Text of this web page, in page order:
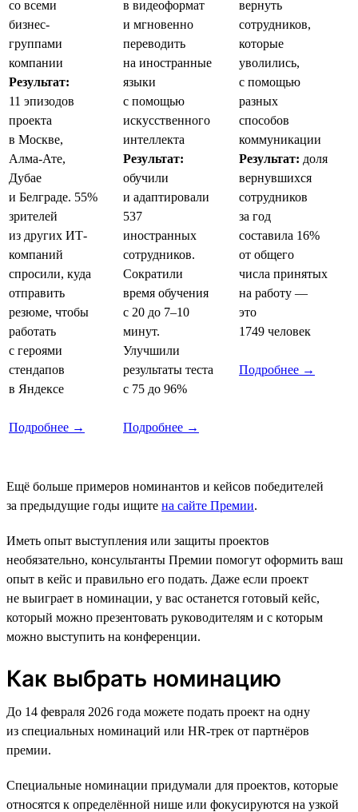
со всеми
бизнес-
группами
компании
Результат:
11 эпизодов
проекта
в Москве,
Алма-Ате,
Дубае
и Белграде. 55%
зрителей
из других ИТ-
компаний
спросили, куда
отправить
резюме, чтобы
работать
с героями
стендапов
в Яндексе
Подробнее →
в видеоформат
и мгновенно
переводить
на иностранные
языки
с помощью
искусственного
интеллекта
Результат:
обучили
и адаптировали
537
иностранных
сотрудников.
Сократили
время обучения
с 20 до 7–10
минут.
Улучшили
результаты теста
с 75 до 96%
Подробнее →
вернуть
сотрудников,
которые
уволились,
с помощью
разных
способов
коммуникации
Результат: доля
вернувшихся
сотрудников
за год
составила 16%
от общего
числа принятых
на работу —
это
1749 человек
Подробнее →
Ещё больше примеров номинантов и кейсов победителей
за предыдущие годы ищите на сайте Премии.
Иметь опыт выступления или защиты проектов
необязательно, консультанты Премии помогут оформить ваш
опыт в кейс и правильно его подать. Даже если проект
не выиграет в номинации, у вас останется готовый кейс,
который можно презентовать руководителям и с которым
можно выступить на конференции.
Как выбрать номинацию
До 14 февраля 2026 года можете подать проект на одну
из специальных номинаций или HR-трек от партнёров
премии.
Специальные номинации придумали для проектов, которые
относятся к определённой нише или фокусируются на узкой